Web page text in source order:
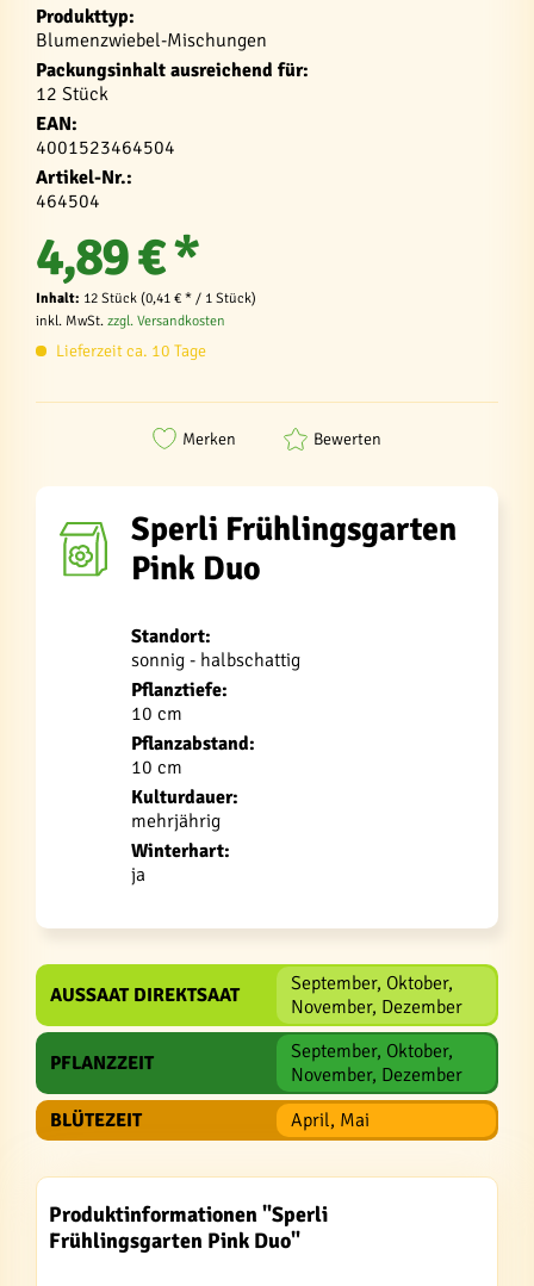
Produkttyp:
Blumenzwiebel-Mischungen
Packungsinhalt ausreichend für:
12 Stück
EAN:
4001523464504
Artikel-Nr.:
464504
4,89 € *
Inhalt: 12 Stück (0,41 € * / 1 Stück)
inkl. MwSt. zzgl. Versandkosten
Lieferzeit ca. 10 Tage
Merken Bewerten
Sperli Frühlingsgarten
Pink Duo
Standort:
sonnig - halbschattig
Pflanztiefe:
10 cm
Pflanzabstand:
10 cm
Kulturdauer:
mehrjährig
Winterhart:
ja
AUSSAAT DIREKTSAAT
September, Oktober,
November, Dezember
PFLANZZEIT
September, Oktober,
November, Dezember
BLÜTEZEIT
April, Mai
Produktinformationen "Sperli
Frühlingsgarten Pink Duo"